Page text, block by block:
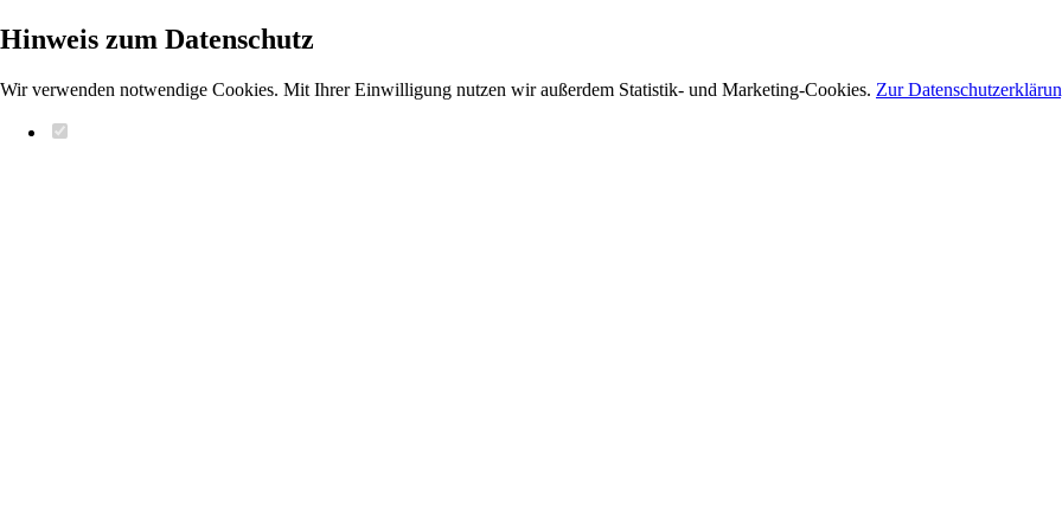
Hinweis zum Datenschutz
Wir verwenden notwendige Cookies. Mit Ihrer Einwilligung nutzen wir außerdem Statistik- und Marketing-Cookies. Zur